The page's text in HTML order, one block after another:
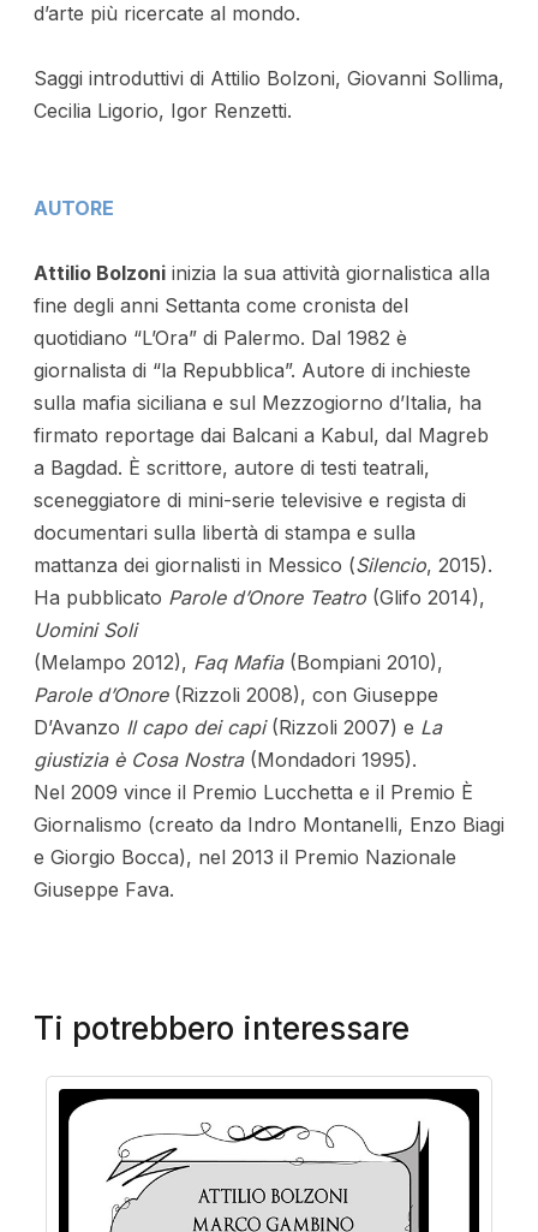
d’arte più ricercate al mondo.
Saggi introduttivi di Attilio Bolzoni, Giovanni Sollima,
Cecilia Ligorio, Igor Renzetti.
AUTORE
Attilio Bolzoni inizia la sua attività giornalistica alla
fine degli anni Settanta come cronista del
quotidiano “L’Ora” di Palermo. Dal 1982 è
giornalista di “la Repubblica”. Autore di inchieste
sulla mafia siciliana e sul Mezzogiorno d’Italia, ha
firmato reportage dai Balcani a Kabul, dal Magreb
a Bagdad. È scrittore, autore di testi teatrali,
sceneggiatore di mini-serie televisive e regista di
documentari sulla libertà di stampa e sulla
mattanza dei giornalisti in Messico (Silencio, 2015).
Ha pubblicato Parole d’Onore Teatro (Glifo 2014),
Uomini Soli
(Melampo 2012), Faq Mafia(Bompiani 2010),
Parole d’Onore(Rizzoli 2008), con Giuseppe
D’Avanzo Il capo dei capi(Rizzoli 2007) e La
giustizia è Cosa Nostra(Mondadori 1995).
Nel 2009 vince il Premio Lucchetta e il Premio È
Giornalismo (creato da Indro Montanelli, Enzo Biagi
e Giorgio Bocca), nel 2013 il Premio Nazionale
Giuseppe Fava.
Ti potrebbero interessare